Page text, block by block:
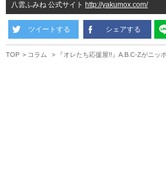
八雲ふみね 公式サイト
http://yakumox.com/
ツイートする シェアする
TOP コラム 『オレたち応援屋!!』A.B.C-Zがニッ